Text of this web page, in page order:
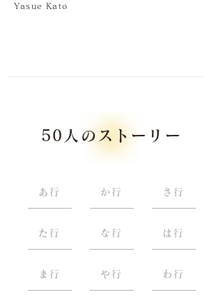
Yasue Kato
50人のストーリー
あ行
た行
ま行
か行
な行
や行
さ行
は行
わ行